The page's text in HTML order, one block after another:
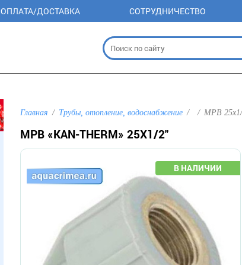
ОПЛАТА/ДОСТАВКА СОТРУДНИЧЕСТВО
Главная Трубы, отопление, водоснабжение МРВ
МРВ «KAN-THERM» 25Х1/2"